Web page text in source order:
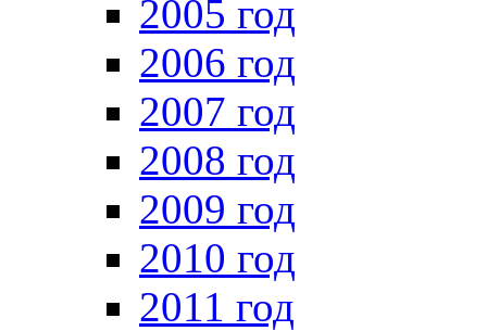
2005 год
2006 год
2007 год
2008 год
2009 год
2010 год
2011 год